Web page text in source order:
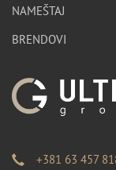
NAMEŠTAJ
BRENDOVI
+381 63 457